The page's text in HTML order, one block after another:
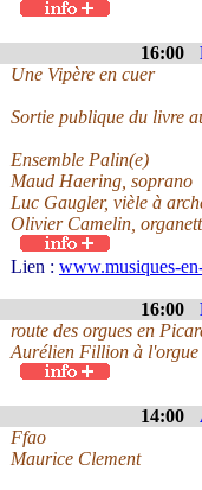
16:00
Une Vipère en cuer
Sortie publique du livre
Ensemble Palin(e)
Maud Haering, soprano
Luc Gaugler, vièle à
Olivier Camelin,
Lien : www.musiques-
16:00
route des orgues en
Aurélien Fillion à l'orgue
14:00
Ffao
Maurice Clement